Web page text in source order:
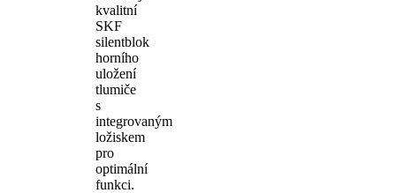
kvalitní
SKF
silentblok
horního
uložení
tlumiče
s
integrovaným
ložiskem
pro
optimální
funkci.